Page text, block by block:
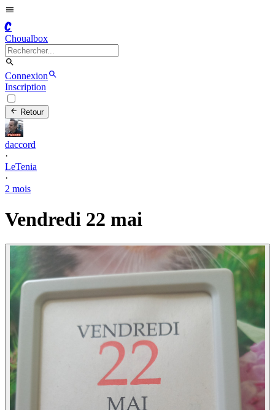
C
Choualbox
Connexion
Inscription
Retour
daccord
·
LeTenia
·
2 mois
Vendredi 22 mai